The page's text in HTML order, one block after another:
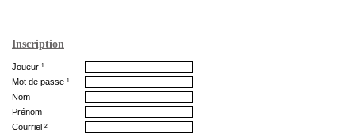
Inscription
Joueur ¹
Mot de passe ¹
Nom
Prénom
Courriel ²